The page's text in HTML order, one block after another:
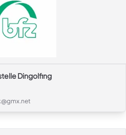
Dingolfing